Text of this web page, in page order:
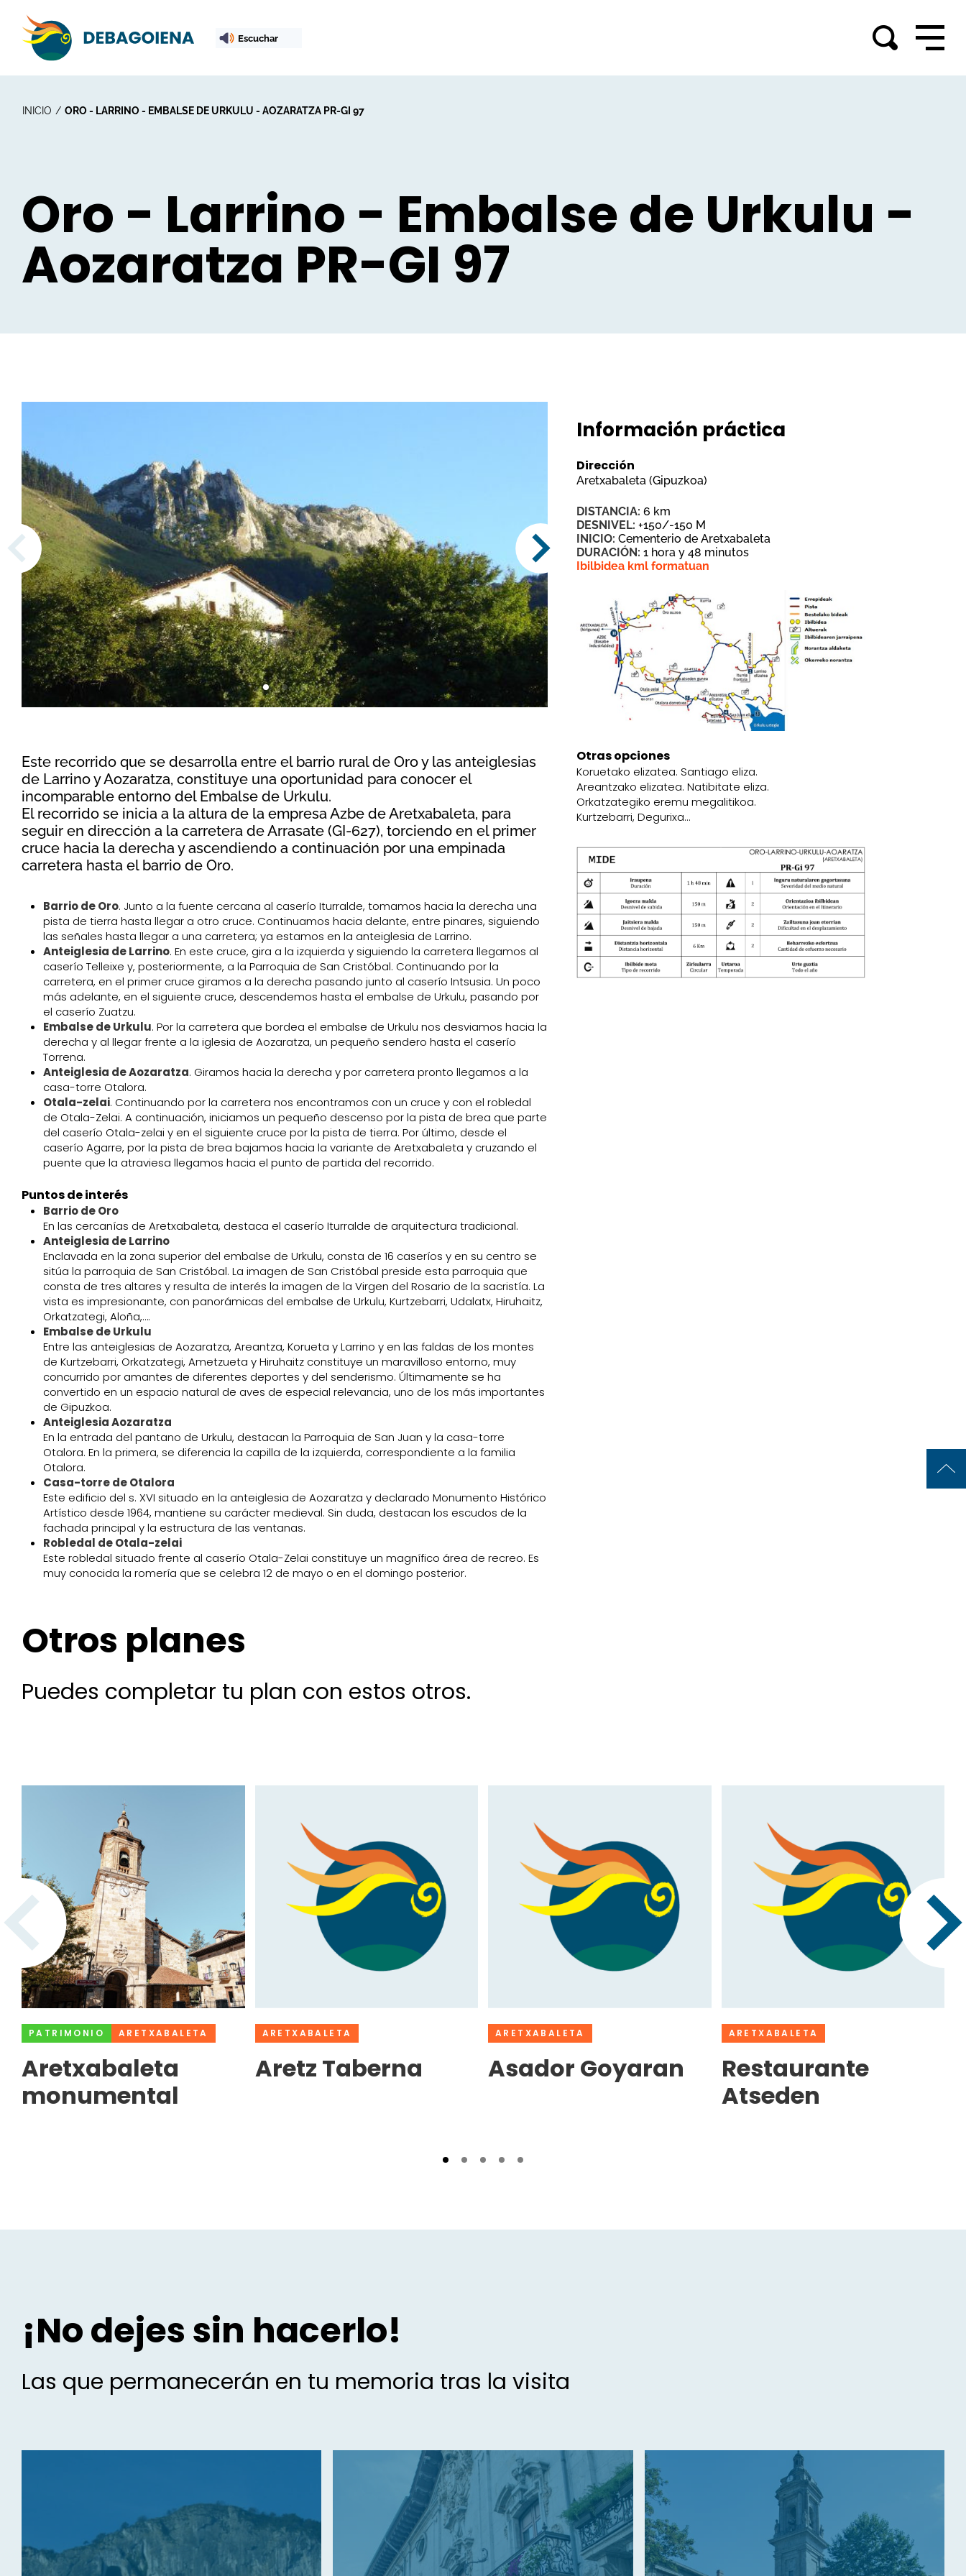
Escuchar
INICIO ORO - LARRINO - EMBALSE DE URKULU - AOZARATZA PR-GI 97
Oro - Larrino - Embalse de Urkulu -
Aozaratza PR-GI 97
Este recorrido que se desarrolla entre el barrio rural de Oro y las anteiglesias
de Larrino y Aozaratza, constituye una oportunidad para conocer el
incomparable entorno del Embalse de Urkulu.
El recorrido se inicia a la altura de la empresa Azbe de Aretxabaleta, para
seguir en dirección a la carretera de Arrasate (GI-627), torciendo en el primer
cruce hacia la derecha y ascendiendo a continuación por una empinada
carretera hasta el barrio de Oro.
Barrio de Oro. Junto a la fuente cercana al caserío Iturralde, tomamos hacia la derecha una
pista de tierra hasta llegar a otro cruce. Continuamos hacia delante, entre pinares, siguiendo
las señales hasta llegar a una carretera; ya estamos en la anteiglesia de Larrino.
Anteiglesia de Larrino. En este cruce, gira a la izquierda y siguiendo la carretera llegamos al
caserío Telleixe y, posteriormente, a la Parroquia de San Cristóbal. Continuando por la
carretera, en el primer cruce giramos a la derecha pasando junto al caserío Intsusia. Un poco
más adelante, en el siguiente cruce, descendemos hasta el embalse de Urkulu, pasando por
el caserío Zuatzu.
Embalse de Urkulu. Por la carretera que bordea el embalse de Urkulu nos desviamos hacia la
derecha y al llegar frente a la iglesia de Aozaratza, un pequeño sendero hasta el caserío
Torrena.
Anteiglesia de Aozaratza. Giramos hacia la derecha y por carretera pronto llegamos a la
casa-torre Otalora.
Otala-zelai. Continuando por la carretera nos encontramos con un cruce y con el robledal
de Otala-Zelai. A continuación, iniciamos un pequeño descenso por la pista de brea que parte
del caserío Otala-zelai y en el siguiente cruce por la pista de tierra. Por último, desde el
caserío Agarre, por la pista de brea bajamos hacia la variante de Aretxabaleta y cruzando el
puente que la atraviesa llegamos hacia el punto de partida del recorrido.
Puntos de interés
Barrio de Oro
En las cercanías de Aretxabaleta, destaca el caserío Iturralde de arquitectura tradicional.
Anteiglesia de Larrino
Enclavada en la zona superior del embalse de Urkulu, consta de 16 caseríos y en su centro se
sitúa la parroquia de San Cristóbal. La imagen de San Cristóbal preside esta parroquia que
consta de tres altares y resulta de interés la imagen de la Virgen del Rosario de la sacristía. La
vista es impresionante, con panorámicas del embalse de Urkulu, Kurtzebarri, Udalatx, Hiruhaitz,
Orkatzategi, Aloña,….
Embalse de Urkulu
Entre las anteiglesias de Aozaratza, Areantza, Korueta y Larrino y en las faldas de los montes
de Kurtzebarri, Orkatzategi, Ametzueta y Hiruhaitz constituye un maravilloso entorno, muy
concurrido por amantes de diferentes deportes y del senderismo. Últimamente se ha
convertido en un espacio natural de aves de especial relevancia, uno de los más importantes
de Gipuzkoa.
Anteiglesia Aozaratza
En la entrada del pantano de Urkulu, destacan la Parroquia de San Juan y la casa-torre
Otalora. En la primera, se diferencia la capilla de la izquierda, correspondiente a la familia
Otalora.
Casa-torre de Otalora
Este edificio del s. XVI situado en la anteiglesia de Aozaratza y declarado Monumento Histórico
Artístico desde 1964, mantiene su carácter medieval. Sin duda, destacan los escudos de la
fachada principal y la estructura de las ventanas.
Robledal de Otala-zelai
Este robledal situado frente al caserío Otala-Zelai constituye un magnífico área de recreo. Es
muy conocida la romería que se celebra 12 de mayo o en el domingo posterior.
Información práctica
Dirección
Aretxabaleta (Gipuzkoa)
DISTANCIA:6 km
DESNIVEL:+150/-150 M
INICIO:Cementerio de Aretxabaleta
DURACIÓN:1 hora y 48 minutos
Ibilbidea kml formatuan
Otras opciones
Koruetako elizatea. Santiago eliza.
Areantzako elizatea. Natibitate eliza.
Orkatzategiko eremu megalitikoa.
Kurtzebarri, Degurixa…
Otros planes
Puedes completar tu plan con estos otros.
PATRIMONIO ARETXABALETA
Aretxabaleta
monumental
ARETXABALETA
Aretz Taberna
ARETXABALETA
Asador Goyaran
ARETXABALETA
Restaurante
Atseden
¡No dejes sin hacerlo!
Las que permanecerán en tu memoria tras la visita